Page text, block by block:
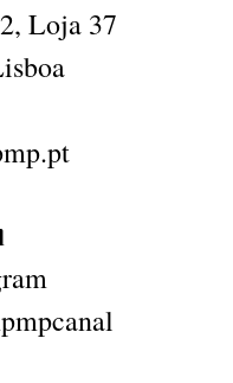
Loja 37